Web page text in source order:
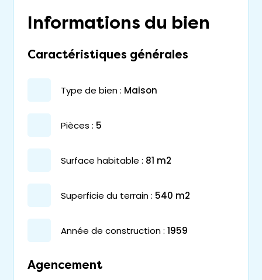
Informations du bien
Caractéristiques générales
type de bien : maison
pièces : 5
surface habitable : 81 m2
superficie du terrain : 540 m2
année de construction : 1959
Agencement